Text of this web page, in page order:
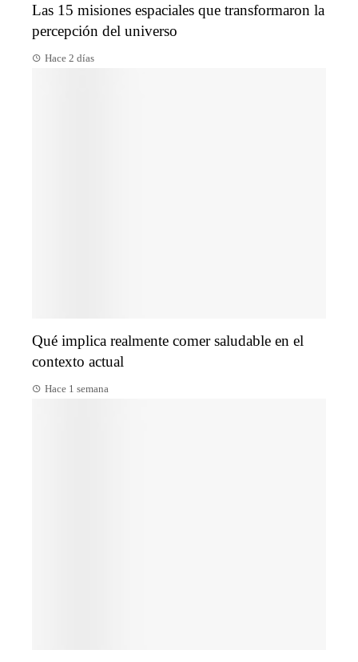
Las 15 misiones espaciales que transformaron la
percepción del universo
Hace 2 días
Qué implica realmente comer saludable en el
contexto actual
Hace 1 semana